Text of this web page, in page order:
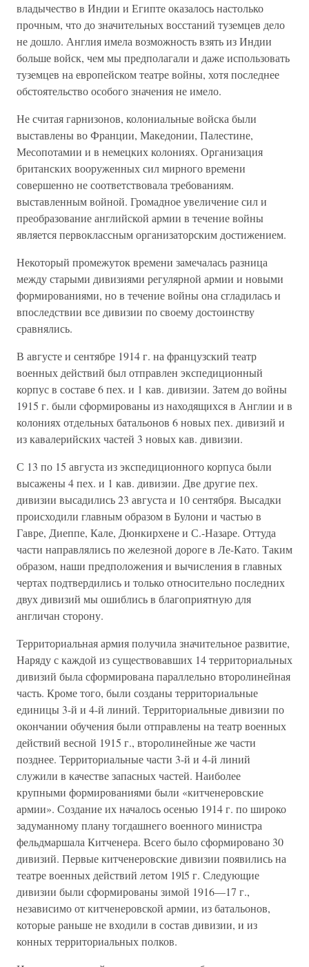
владычество в Индии и Египте оказалось настолько
прочным, что до значительных восстаний туземцев дело
не дошло. Англия имела возможность взять из Индии
больше войск, чем мы предполагали и даже использовать
туземцев на европейском театре войны, хотя последнее
обстоятельство особого значения не имело.
Не считая гарнизонов, колониальные войска были
выставлены во Франции, Македонии, Палестине,
Месопотамии и в немецких колониях. Организация
британских вооруженных сил мирного времени
совершенно не соответствовала требованиям.
выставленным войной. Громадное увеличение сил и
преобразование английской армии в течение войны
является первоклассным организаторским достижением.
Некоторый промежуток времени замечалась разница
между старыми дивизиями регулярной армии и новыми
формированиями, но в течение войны она сгладилась и
впоследствии все дивизии по своему достоинству
сравнялись.
В августе и сентябре 1914 г. на французский театр
военных действий был отправлен экспедиционный
корпус в составе 6 пех. и 1 кав. дивизии. Затем до войны
1915 г. были сформированы из находящихся в Англии и в
колониях отдельных батальонов 6 новых пех. дивизий и
из кавалерийских частей 3 новых кав. дивизии.
С 13 по 15 августа из экспедиционного корпуса были
высажены 4 пех. и 1 кав. дивизии. Две другие пех.
дивизии высадились 23 августа и 10 сентября. Высадки
происходили главным образом в Булони и частью в
Гавре, Диеппе, Кале, Дюнкирхене и С.-Назаре. Оттуда
части направлялись по железной дороге в Ле-Като. Таким
образом, наши предположения и вычисления в главных
чертах подтвердились и только относительно последних
двух дивизий мы ошиблись в благоприятную для
англичан сторону.
Территориальная армия получила значительное развитие,
Наряду с каждой из существовавших 14 территориальных
дивизий была сформирована параллельно второлинейная
часть. Кроме того, были созданы территориальные
единицы 3-й и 4-й линий. Территориальные дивизии по
окончании обучения были отправлены на театр военных
действий весной 1915 г., второлинейные же части
позднее. Территориальные части 3-й и 4-й линий
служили в качестве запасных частей. Наиболее
крупными формированиями были «китченеровские
армии». Создание их началось осенью 1914 г. по широко
задуманному плану тогдашнего военного министра
фельдмаршала Китченера. Всего было сформировано 30
дивизий. Первые китченеровские дивизии появились на
театре военных действий летом 19l5 г. Следующие
дивизии были сформированы зимой 1916—17 г.,
независимо от китченеровской армии, из батальонов,
которые раньше не входили в состав дивизии, и из
конных территориальных полков.